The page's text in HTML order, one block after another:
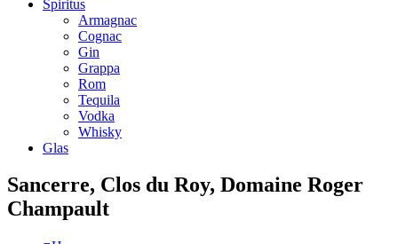
Spiritus
Armagnac
Cognac
Gin
Grappa
Rom
Tequila
Vodka
Whisky
Glas
Sancerre, Clos du Roy, Domaine Roger
Champault